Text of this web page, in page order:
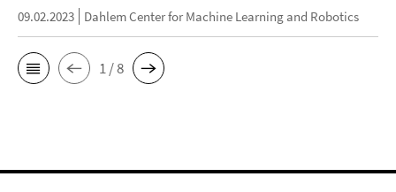
09.02.2023 Dahlem Center for Machine Learning and Robotics
1 / 8